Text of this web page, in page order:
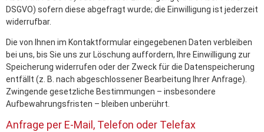
DSGVO) sofern diese abgefragt wurde; die Einwilligung ist jederzeit
widerrufbar.
Die von Ihnen im Kontaktformular eingegebenen Daten verbleiben
bei uns, bis Sie uns zur Löschung auffordern, Ihre Einwilligung zur
Speicherung widerrufen oder der Zweck für die Datenspeicherung
entfällt (z. B. nach abgeschlossener Bearbeitung Ihrer Anfrage).
Zwingende gesetzliche Bestimmungen – insbesondere
Aufbewahrungsfristen – bleiben unberührt.
Anfrage per E-Mail, Telefon oder Telefax